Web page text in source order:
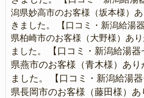
潟県妙高市のお客様（坂本様）
きました。
【口コミ・新潟給湯
県柏崎市のお客様（大野様）あ
ました。
【口コミ・新潟給湯
県燕市のお客様（青木様）あり
ました。
【口コミ・新潟給湯
県長岡市のお客様（藤田様）